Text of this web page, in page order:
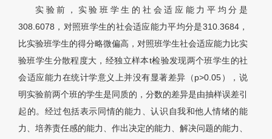
实验前，实验班学生的社会适应能力平均分是
308.6078，对照班学生的社会适应能力平均分是310.3684，
比实验班学生的得分略微偏高，对照班学生社会适应能力比实
验班学生分散程度大，经独立样本t检验发现两个班学生的社
会适应能力在统计学意义上并没有显著差异（p>0.05），说
明实验前两个班的学生是同质的，分数的差异是由抽样误差引
起的。经过包括表示同情的能力、认识自我和他人情绪的能
力、培养责任感的能力、作出决定的能力、解决问题的能力、